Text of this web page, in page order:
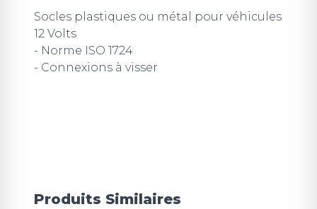
Socles plastiques ou métal pour véhicules
12 Volts
- Norme ISO 1724
- Connexions à visser
Produits Similaires